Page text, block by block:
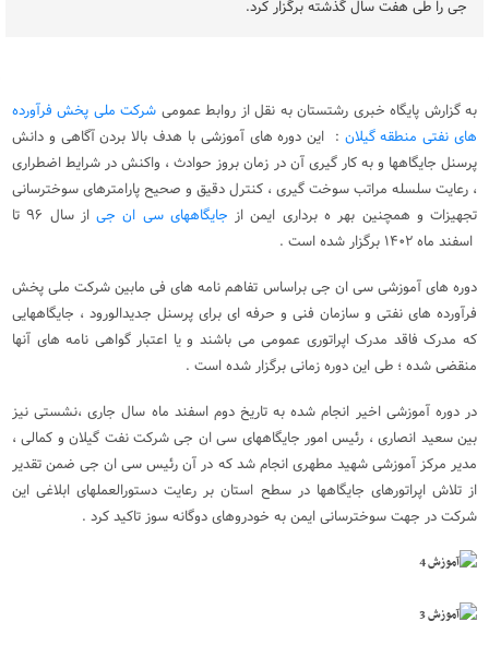
جی را طی هفت سال گذشته برگزار کرد.
به گزارش پایگاه خبری رشتستان به نقل از روابط عمومی شرکت ملی پخش فرآورده
های نفتی منطقه گیلان : این دوره های آموزشی با هدف بالا بردن آگاهی و دانش
پرسنل جایگاهها و به کار گیری آن در زمان بروز حوادث ، واکنش در شرایط اضطراری
، رعایت سلسله مراتب سوخت گیری ، کنترل دقیق و صحیح پارامترهای سوخترسانی
تجهیزات و همچنین بهر ه برداری ایمن از جایگاههای سی ان جی
از سال ۹۶ تا
اسفند ماه ۱۴۰۲ برگزار شده است .
دوره های آموزشی سی ان جی براساس تفاهم نامه های فی مابین شرکت ملی پخش
فرآورده های نفتی و سازمان فنی و حرفه ای برای پرسنل جدیدالورود ، جایگاههایی
که مدرک فاقد مدرک اپراتوری عمومی می باشند و یا اعتبار گواهی نامه های آنها
منقضی شده ؛ طی این دوره زمانی برگزار شده است .
در دوره آموزشی اخیر انجام شده به تاریخ دوم اسفند ماه سال جاری ،نشستی نیز
بین سعید انصاری ، رئیس امور جایگاههای سی ان جی شرکت نفت گیلان و کمالی ،
مدیر مرکز آموزشی شهید مطهری انجام شد که در آن رئیس سی ان جی ضمن تقدیر
از تلاش اپراتورهای جایگاهها در سطح استان بر رعایت دستورالعملهای ابلاغی این
شرکت در جهت سوخترسانی ایمن به خودروهای دوگانه سوز تاکید کرد .